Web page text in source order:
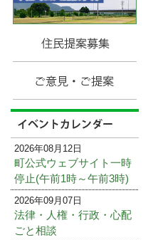
2026年08月12日
町公式ウェブサイト一時
停止(午前1時～午前3時)
2026年09月07日
法律・人権・行政・心配
ごと相談